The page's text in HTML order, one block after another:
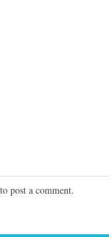
post a comment.